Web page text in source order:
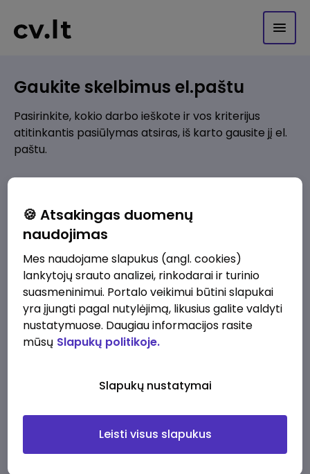
Gaukite skelbimus el.paštu
Pasirinkite, kokio darbo ieškote ir vos kriterijus
atitinkantis pasiūlymas atsiras, iš karto gausite jį el.
paštu.
Pridėti naują
Kokios srities darbo pasiūlymai jus domina?
Pridėti naują
🍪 Atsakingas duomenų
naudojimas
Mes naudojame slapukus (angl. cookies)
lankytojų srauto analizei, rinkodarai ir turinio
suasmeninimui. Portalo veikimui būtini slapukai
yra įjungti pagal nutylėjimą, likusius galite valdyti
nustatymuose. Daugiau informacijos rasite
mūsų Slapukų politikoje.
Slapukų nustatymai
Leisti visus slapukus